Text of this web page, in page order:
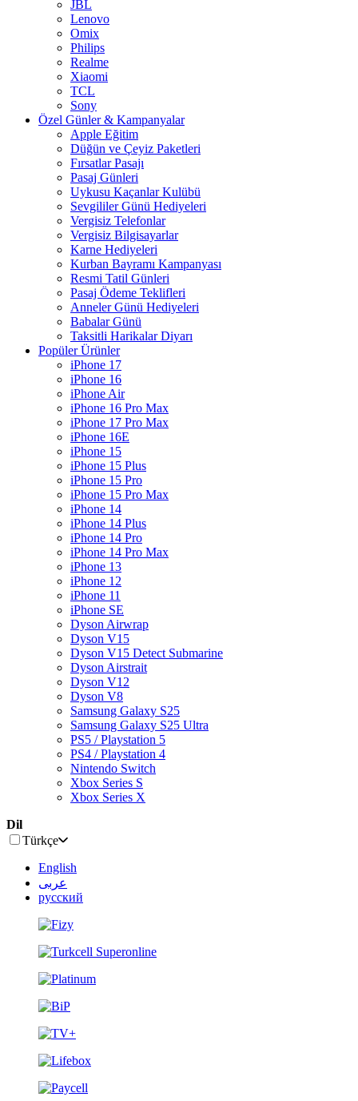
JBL
Lenovo
Omix
Philips
Realme
Xiaomi
TCL
Sony
Özel Günler & Kampanyalar
Apple Eğitim
Düğün ve Çeyiz Paketleri
Fırsatlar Pasajı
Pasaj Günleri
Uykusu Kaçanlar Kulübü
Sevgililer Günü Hediyeleri
Vergisiz Telefonlar
Vergisiz Bilgisayarlar
Karne Hediyeleri
Kurban Bayramı Kampanyası
Resmi Tatil Günleri
Pasaj Ödeme Teklifleri
Anneler Günü Hediyeleri
Babalar Günü
Taksitli Harikalar Diyarı
Popüler Ürünler
iPhone 17
iPhone 16
iPhone Air
iPhone 16 Pro Max
iPhone 17 Pro Max
iPhone 16E
iPhone 15
iPhone 15 Plus
iPhone 15 Pro
iPhone 15 Pro Max
iPhone 14
iPhone 14 Plus
iPhone 14 Pro
iPhone 14 Pro Max
iPhone 13
iPhone 12
iPhone 11
iPhone SE
Dyson Airwrap
Dyson V15
Dyson V15 Detect Submarine
Dyson Airstrait
Dyson V12
Dyson V8
Samsung Galaxy S25
Samsung Galaxy S25 Ultra
PS5 / Playstation 5
PS4 / Playstation 4
Nintendo Switch
Xbox Series S
Xbox Series X
Dil
Türkçe
English
عربى
русский